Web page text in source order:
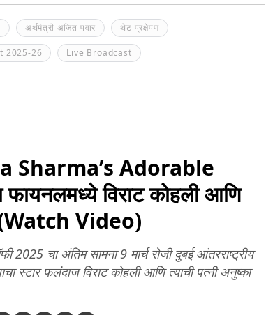
अर्थमंत्री अजित पवार थेट प्रक्षेपण
2025-26 Live Broadcast
Sharma’s Adorable
विराट कोहली आणि
(Watch Video)
2025 चा अंतिम सामना 9 मार्च रोजी दुबई आंतरराष्ट्रीय
स्टार फलंदाज विराट कोहली आणि त्याची पत्नी अनुष्का